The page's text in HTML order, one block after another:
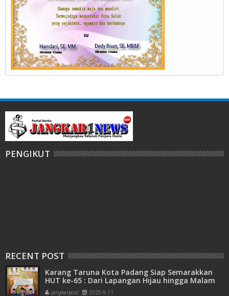
PENGIKUT
RECENT POST
Karang Taruna Kota Padang Siap Semarakkan
HUT ke-65 : Dari Lapangan Hijau hingga Malam
Kebersamaan
jangkarpost 2025-9-11